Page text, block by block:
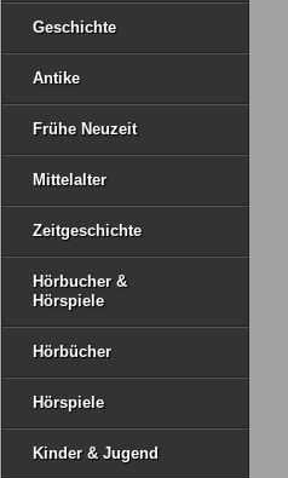
Geschichte
Antike
Frühe Neuzeit
Mittelalter
Zeitgeschichte
Hörbucher &
Hörspiele
Hörbücher
Hörspiele
Kinder & Jugend